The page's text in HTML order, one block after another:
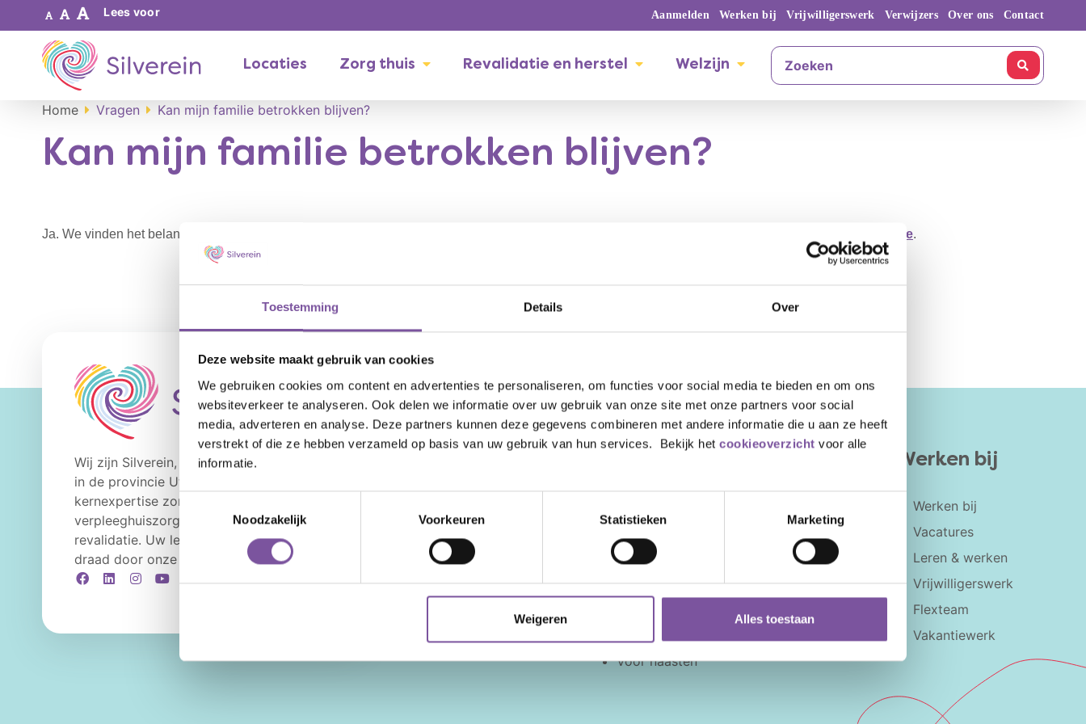
Toestemming Details Over
Deze website maakt gebruik van cookies
We gebruiken cookies om content en advertenties te personaliseren, om functies voor social media te bieden en om ons
websiteverkeer te analyseren. Ook delen we informatie over uw gebruik van onze site met onze partners voor social
media, adverteren en analyse. Deze partners kunnen deze gegevens combineren met andere informatie die u aan ze heeft
verstrekt of die ze hebben verzameld op basis van uw gebruik van hun services. Bekijk het cookieoverzicht voor alle
informatie.
Toestemmingsselectie
Noodzakelijk
Voorkeuren Statistieken Marketing
Weigeren Alles toestaan
Lees voor Aanmelden Werken bij Vrijwilligerswerk Verwijzers Over ons Contact
Locaties Zorg thuis Revalidatie en herstel Welzijn
Home Vragen Kan mijn familie betrokken blijven?
Kan mijn familie betrokken blijven?
Ja. We vinden het belangrijk dat naasten betrokken blijven bij het dagelijks leven. Samen kijken we wat passend is. Lees meer over naastenparticipatie.
Wij zijn Silverein, ouderenzorgorganisatie
in de provincie Utrecht met als
kernexpertise zorg thuis,
verpleeghuiszorg en geriatrische
revalidatie. Uw levensverhaal is de rode
draad door onze zorg en ondersteuning.
FacebookLinkedInInstagram
Tarieven
Wachttijden
Welzijn
Clientadvies
Voor naasten
Parkinson
Alzheimer
Werken bij
Werken bij
Vacatures
Leren & werken
Vrijwilligerswerk
Flexteam
Vakantiewerk